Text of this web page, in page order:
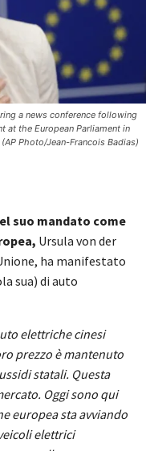
a news conference following
at the European Parliament in
Photo/Jean-Francois Badias)
suo mandato come
Ursula von der
ha manifestato
sua) di auto
elettriche cinesi
prezzo è mantenuto
statali. Questa
Oggi sono qui
europea sta avviando
elettrici